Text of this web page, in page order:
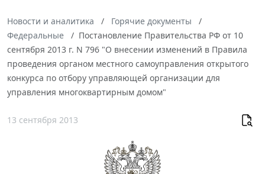
Новости и аналитика
Горячие документы
Федеральные
Постановление Правительства РФ от 10
сентября 2013 г. N 796 "О внесении изменений в Правила
проведения органом местного самоуправления открытого
конкурса по отбору управляющей организации для
управления многоквартирным домом"
13 сентября 2013